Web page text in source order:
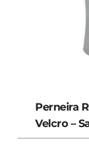
Perneira
Velcro –